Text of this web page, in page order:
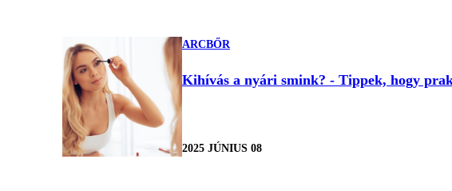
ARCBŐR
Kihívás a nyári smink? - Tippek, hogy
2025 JÚNIUS 08